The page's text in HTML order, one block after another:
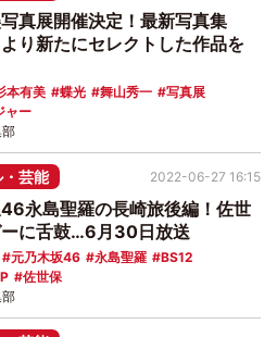
真展開催決定！最新写真集
より新たにセレクトした作品を
本有美 蝶光 舞山秀一
写真展
ャー
芸能
永島聖羅の長崎旅後編！佐世
に舌鼓…6月30日放送
元乃木坂46 永島聖羅
BS12
佐世保
2022-06-27 16:15